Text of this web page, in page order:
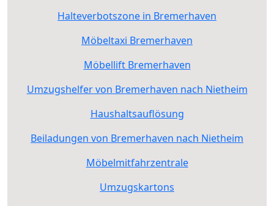
Halteverbotszone in Bremerhaven
Möbeltaxi Bremerhaven
Möbellift Bremerhaven
Umzugshelfer von Bremerhaven nach Nietheim
Haushaltsauflösung
Beiladungen von Bremerhaven nach Nietheim
Möbelmitfahrzentrale
Umzugskartons